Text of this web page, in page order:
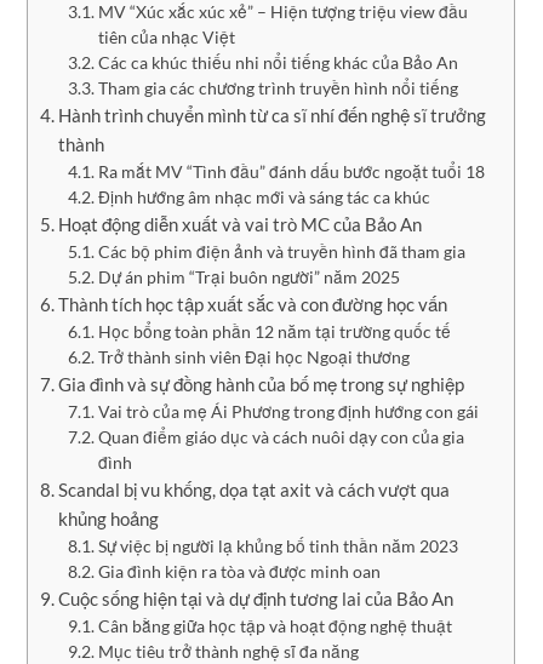
MV “Xúc xắc xúc xẻ” – Hiện tượng triệu view đầu
tiên của nhạc Việt
Các ca khúc thiếu nhi nổi tiếng khác của Bảo An
Tham gia các chương trình truyền hình nổi tiếng
Hành trình chuyển mình từ ca sĩ nhí đến nghệ sĩ trưởng
thành
Ra mắt MV “Tình đầu” đánh dấu bước ngoặt tuổi 18
Định hướng âm nhạc mới và sáng tác ca khúc
Hoạt động diễn xuất và vai trò MC của Bảo An
Các bộ phim điện ảnh và truyền hình đã tham gia
Dự án phim “Trại buôn người” năm 2025
Thành tích học tập xuất sắc và con đường học vấn
Học bổng toàn phần 12 năm tại trường quốc tế
Trở thành sinh viên Đại học Ngoại thương
Gia đình và sự đồng hành của bố mẹ trong sự nghiệp
Vai trò của mẹ Ái Phương trong định hướng con gái
Quan điểm giáo dục và cách nuôi dạy con của gia
đình
Scandal bị vu khống, dọa tạt axit và cách vượt qua
khủng hoảng
Sự việc bị người lạ khủng bố tinh thần năm 2023
Gia đình kiện ra tòa và được minh oan
Cuộc sống hiện tại và dự định tương lai của Bảo An
Cân bằng giữa học tập và hoạt động nghệ thuật
Mục tiêu trở thành nghệ sĩ đa năng